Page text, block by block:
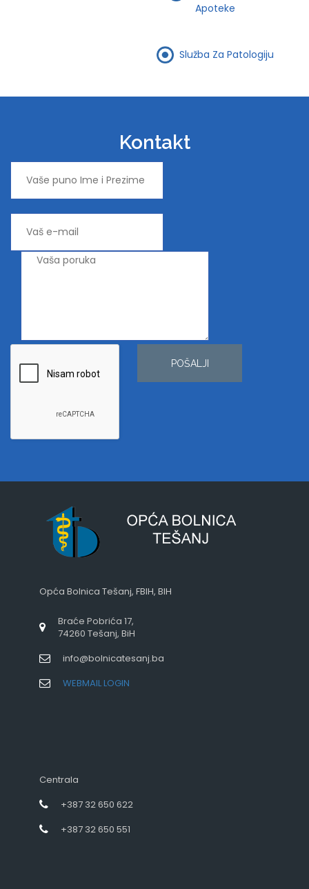
Apoteke
Služba Za Patologiju
Kontakt
POŠALJI
Opća Bolnica Tešanj, FBIH, BIH
Braće Pobrića 17,
74260 Tešanj, BiH
info@bolnicatesanj.ba
WEBMAIL LOGIN
Centrala
+387 32 650 622
+387 32 650 551